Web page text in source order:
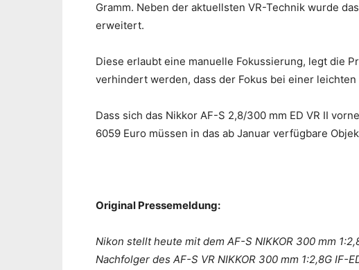
Gramm. Neben der aktuellsten VR-Technik wurde
erweitert.
Diese erlaubt eine manuelle Fokussierung, legt die
verhindert werden, dass der Fokus bei einer
Dass sich das Nikkor AF-S 2,8/300 mm ED VR II
6059 Euro müssen in das ab Januar verfügbare
Original Pressemeldung:
Nikon stellt heute mit dem AF-S NIKKOR 300 mm
Nachfolger des AF-S VR NIKKOR 300 mm 1:2,8G IF-